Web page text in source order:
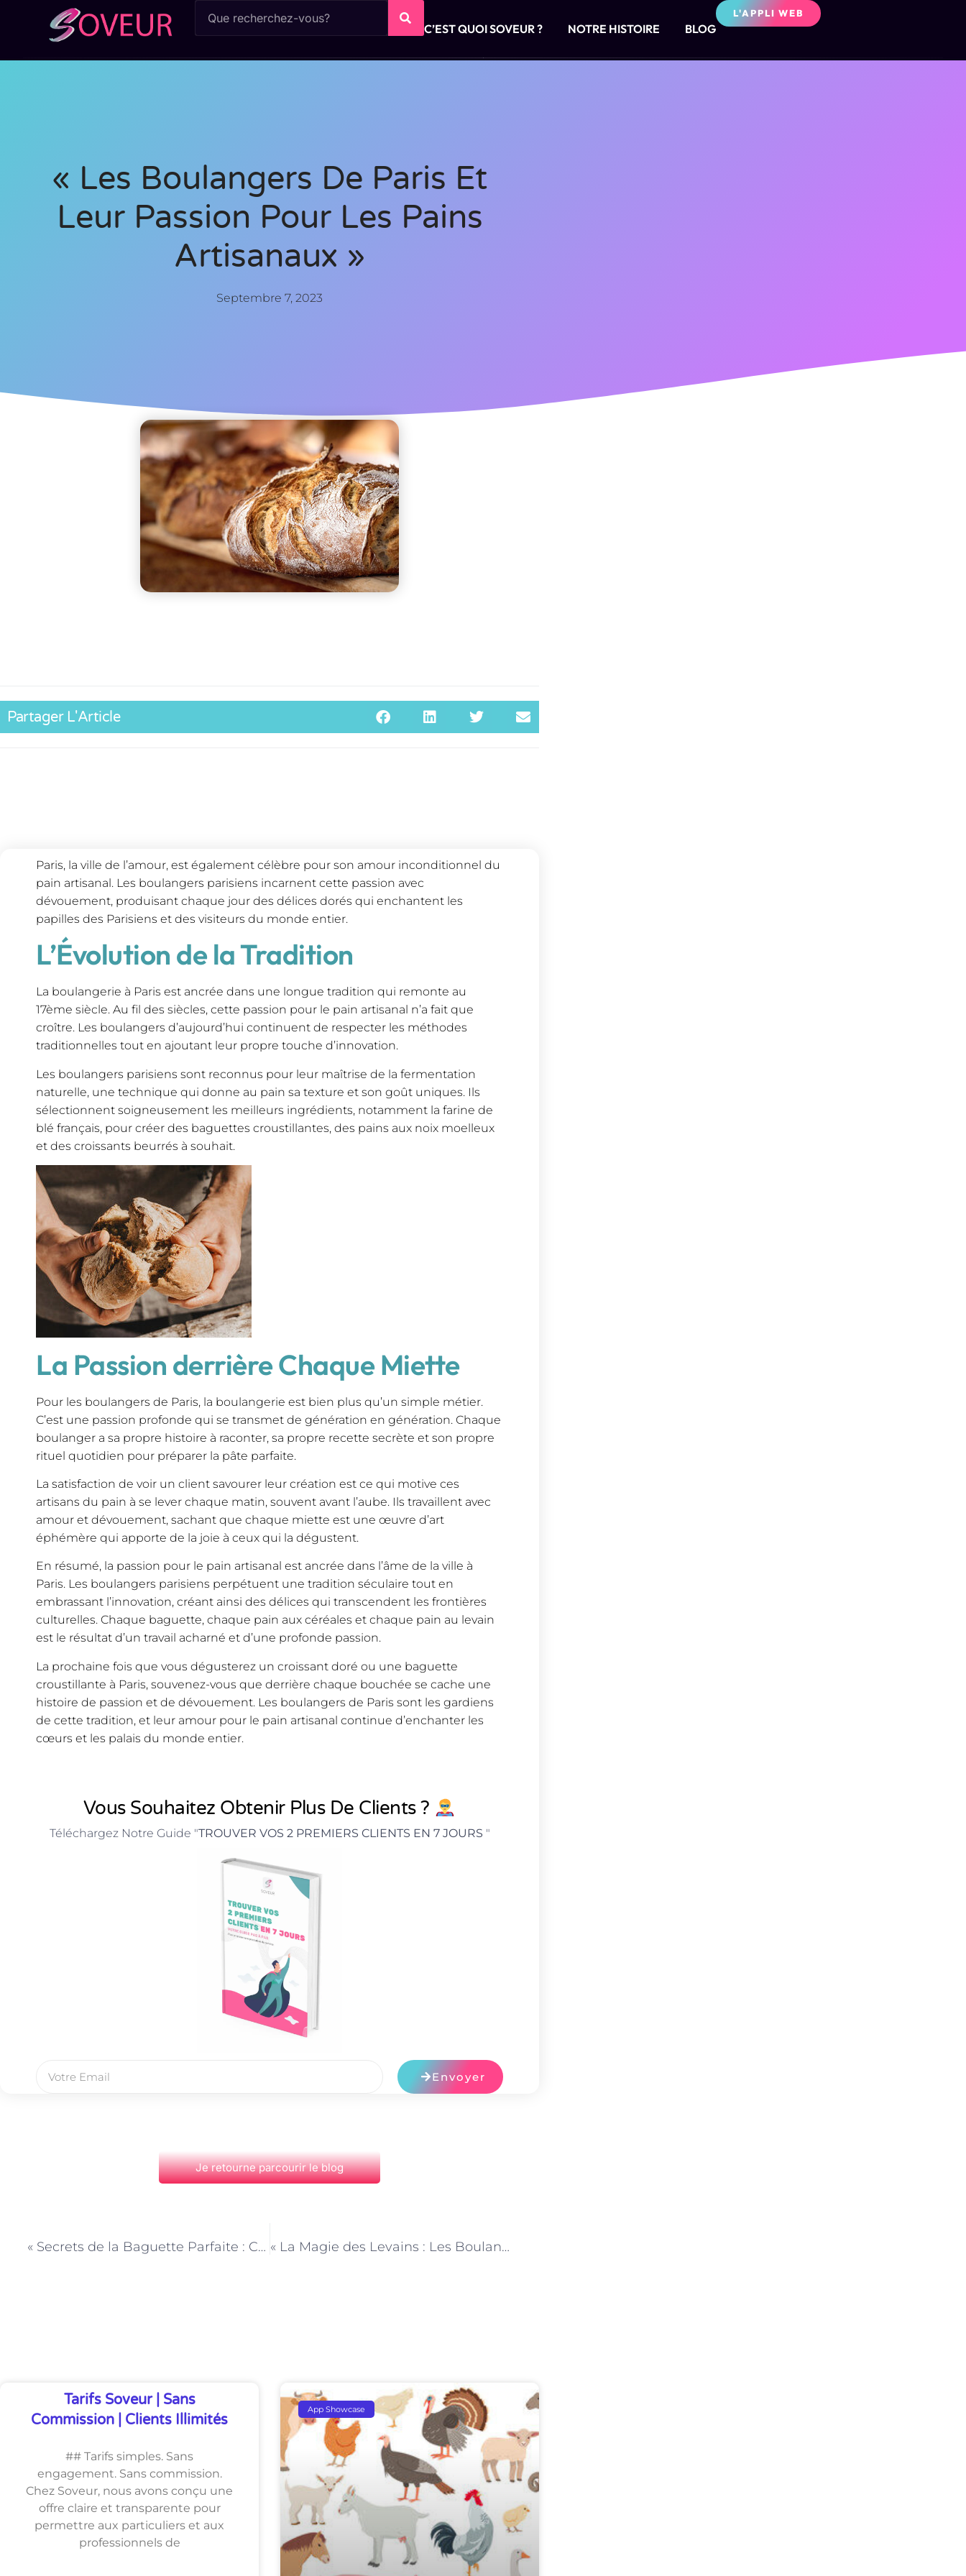
C’EST QUOI SOVEUR ? NOTRE HISTOIRE BLOG
L'APPLI WEB
« Les Boulangers De Paris Et
Leur Passion Pour Les Pains
Artisanaux »
Septembre 7, 2023
Partager L'Article
Paris, la ville de l’amour, est également célèbre pour son amour inconditionnel du
pain artisanal. Les boulangers parisiens incarnent cette passion avec
dévouement, produisant chaque jour des délices dorés qui enchantent les
papilles des Parisiens et des visiteurs du monde entier.
L’Évolution de la Tradition
La boulangerie à Paris est ancrée dans une longue tradition qui remonte au
17ème siècle. Au fil des siècles, cette passion pour le pain artisanal n’a fait que
croître. Les boulangers d’aujourd’hui continuent de respecter les méthodes
traditionnelles tout en ajoutant leur propre touche d’innovation.
Les boulangers parisiens sont reconnus pour leur maîtrise de la fermentation
naturelle, une technique qui donne au pain sa texture et son goût uniques. Ils
sélectionnent soigneusement les meilleurs ingrédients, notamment la farine de
blé français, pour créer des baguettes croustillantes, des pains aux noix moelleux
et des croissants beurrés à souhait.
La Passion derrière Chaque Miette
Pour les boulangers de Paris, la boulangerie est bien plus qu’un simple métier.
C’est une passion profonde qui se transmet de génération en génération. Chaque
boulanger a sa propre histoire à raconter, sa propre recette secrète et son propre
rituel quotidien pour préparer la pâte parfaite.
La satisfaction de voir un client savourer leur création est ce qui motive ces
artisans du pain à se lever chaque matin, souvent avant l’aube. Ils travaillent avec
amour et dévouement, sachant que chaque miette est une œuvre d’art
éphémère qui apporte de la joie à ceux qui la dégustent.
En résumé, la passion pour le pain artisanal est ancrée dans l’âme de la ville à
Paris. Les boulangers parisiens perpétuent une tradition séculaire tout en
embrassant l’innovation, créant ainsi des délices qui transcendent les frontières
culturelles. Chaque baguette, chaque pain aux céréales et chaque pain au levain
est le résultat d’un travail acharné et d’une profonde passion.
La prochaine fois que vous dégusterez un croissant doré ou une baguette
croustillante à Paris, souvenez-vous que derrière chaque bouchée se cache une
histoire de passion et de dévouement. Les boulangers de Paris sont les gardiens
de cette tradition, et leur amour pour le pain artisanal continue d’enchanter les
cœurs et les palais du monde entier.
Vous Souhaitez Obtenir Plus De Clients ?
Téléchargez Notre Guide "TROUVER VOS 2 PREMIERS CLIENTS EN 7 JOURS "
Envoyer
Je retourne parcourir le blog
« Secrets de la Baguette Parfaite : Conseils de Boulanger Parisien » « La Magie des Levains : Les Boulangers Parisiens et leur Savoir-Faire »
Tarifs Soveur | Sans
Commission | Clients Illimités
## Tarifs simples. Sans
engagement. Sans commission.
Chez Soveur, nous avons conçu une
offre claire et transparente pour
permettre aux particuliers et aux
professionnels de
App Showcase